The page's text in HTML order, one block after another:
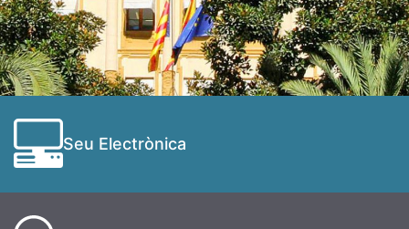
Seu Electrònica